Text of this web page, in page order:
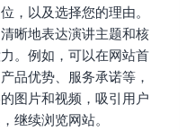
，以及选择您的理由。
晰地表达演讲主题和核
。例如，可以在网站首
品优势、服务承诺等，
图片和视频，吸引用户
继续浏览网站。